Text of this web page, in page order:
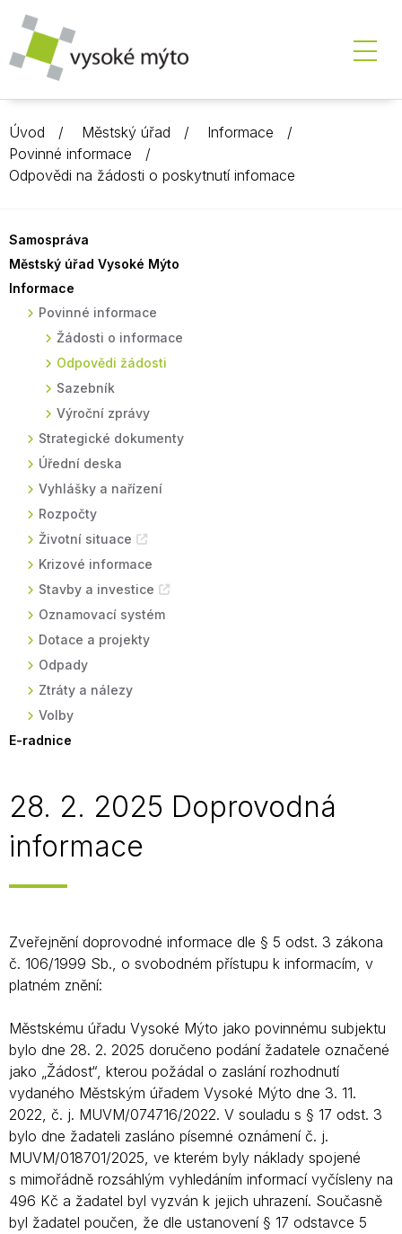
Úvod Městský úřad
Informace
Povinné informace
Odpovědi na žádosti o poskytnutí infomace
Samospráva
Městský úřad Vysoké Mýto
Informace
Povinné informace
Žádosti o informace
Odpovědi žádosti
Sazebník
Výroční zprávy
Strategické dokumenty
Úřední deska
Vyhlášky a nařízení
Rozpočty
Životní situace
Krizové informace
Stavby a investice
Oznamovací systém
Dotace a projekty
Odpady
Ztráty a nálezy
Volby
E-radnice
28. 2. 2025 Doprovodná
informace
Zveřejnění doprovodné informace dle § 5 odst. 3 zákona
č. 106/1999 Sb., o svobodném přístupu k informacím, v
platném znění:
Městskému úřadu Vysoké Mýto jako povinnému subjektu
bylo dne 28. 2. 2025 doručeno podání žadatele označené
jako „Žádost“, kterou požádal o zaslání rozhodnutí
vydaného Městským úřadem Vysoké Mýto dne 3. 11.
2022, č. j. MUVM/074716/2022. V souladu s § 17 odst. 3
bylo dne žadateli zasláno písemné oznámení č. j.
MUVM/018701/2025, ve kterém byly náklady spojené
s mimořádně rozsáhlým vyhledáním informací vyčísleny na
496 Kč a žadatel byl vyzván k jejich uhrazení. Současně
byl žadatel poučen, že dle ustanovení § 17 odstavce 5